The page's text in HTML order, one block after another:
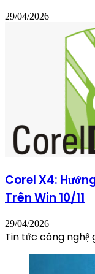
29/04/2026
Corel X4:
Trên Win 10/11
29/04/2026
Tin tức công nghệ